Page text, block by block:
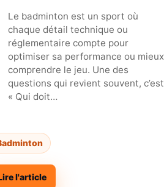
Le badminton est un sport où
chaque détail technique ou
réglementaire compte pour
optimiser sa performance ou mieux
comprendre le jeu. Une des
questions qui revient souvent, c’est
« Qui doit…
l'article